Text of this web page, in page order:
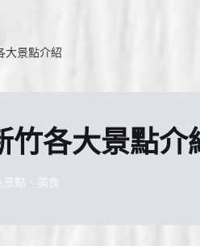
大景點介紹
竹各大景點介
點、美食